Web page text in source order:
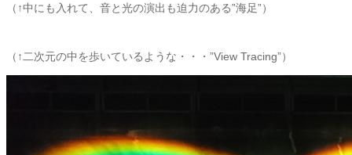
（↑中にも入れて、音と光の演出も迫力のある”海足”）
（↑二次元の中を歩いているような・・・”View Tracing”）